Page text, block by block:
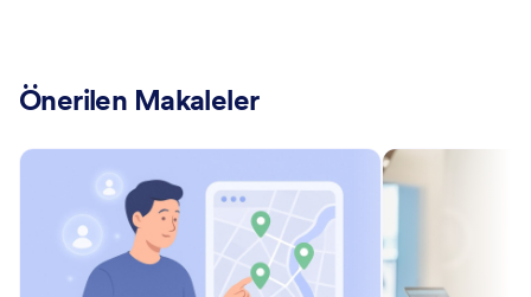
Önerilen Makaleler